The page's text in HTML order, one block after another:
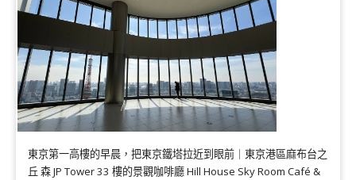
東京第一高樓的早晨，把東京鐵塔拉近到眼前｜東京港區麻布台之
丘 森 JP Tower 33 樓的景觀咖啡廳 Hill House Sky Room Café &